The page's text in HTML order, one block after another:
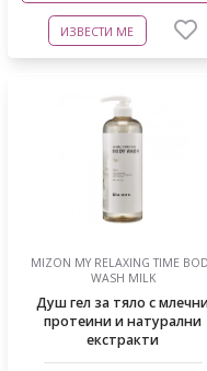
ИЗВЕСТИ МЕ
MIZON MY RELAXING TIME
WASH MILK
Душ гел за тяло с
протеини и натурални
екстракти